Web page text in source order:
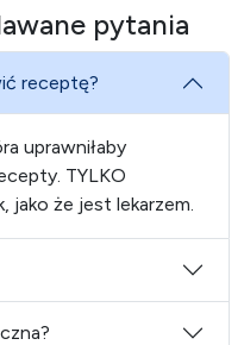
pytania
receptę?
uprawniłaby
TYLKO
jako że jest lekarzem.